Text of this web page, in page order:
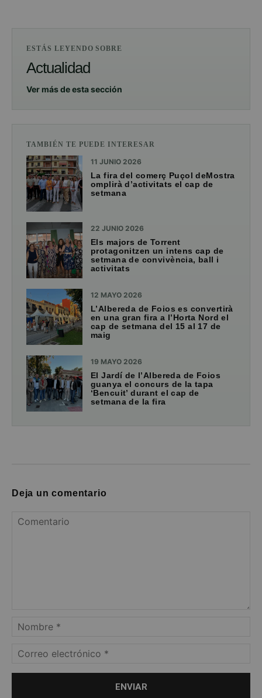
ESTÁS LEYENDO SOBRE
Actualidad
Ver más de esta sección
TAMBIÉN TE PUEDE INTERESAR
11 JUNIO 2026
La fira del comerç Puçol deMostra
omplirà d’activitats el cap de
setmana
22 JUNIO 2026
Els majors de Torrent
protagonitzen un intens cap de
setmana de convivència, ball i
activitats
12 MAYO 2026
L’Albereda de Foios es convertirà
en una gran fira a l’Horta Nord el
cap de setmana del 15 al 17 de
maig
19 MAYO 2026
El Jardí de l’Albereda de Foios
guanya el concurs de la tapa
‘Bencuit’ durant el cap de
setmana de la fira
Deja un comentario